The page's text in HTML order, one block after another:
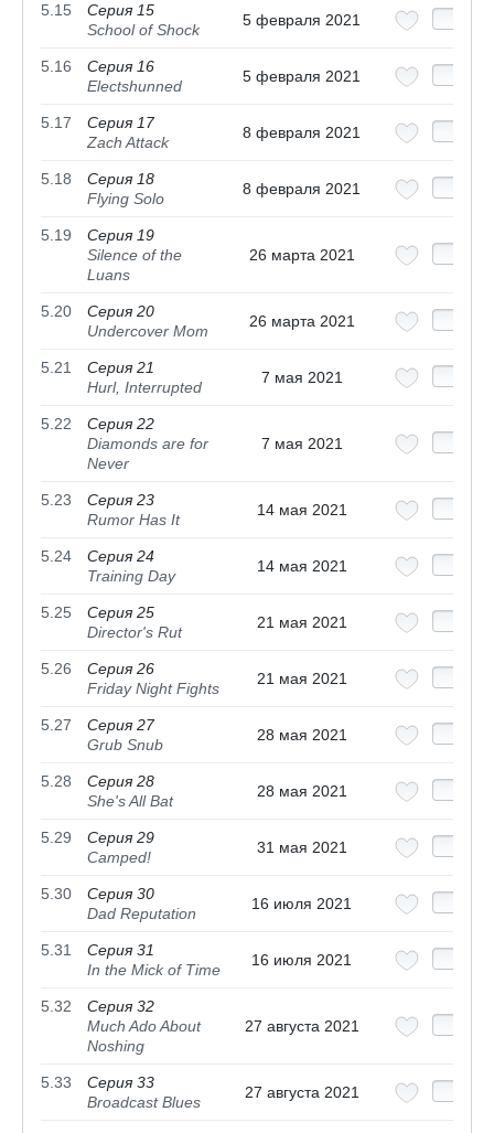
5.15
Серия 15
School of Shock
5 февраля 2021
5.16
Серия 16
Electshunned
5 февраля 2021
5.17
Серия 17
Zach Attack
8 февраля 2021
5.18
Серия 18
Flying Solo
8 февраля 2021
5.19
Серия 19
Silence of the
Luans
26 марта 2021
5.20
Серия 20
Undercover Mom
26 марта 2021
5.21
Серия 21
Hurl, Interrupted
7 мая 2021
5.22
Серия 22
Diamonds are for
Never
7 мая 2021
5.23
Серия 23
Rumor Has It
14 мая 2021
5.24
Серия 24
Training Day
14 мая 2021
5.25
Серия 25
Director's Rut
21 мая 2021
5.26
Серия 26
Friday Night Fights
21 мая 2021
5.27
Серия 27
Grub Snub
28 мая 2021
5.28
Серия 28
She's All Bat
28 мая 2021
5.29
Серия 29
Camped!
31 мая 2021
5.30
Серия 30
Dad Reputation
16 июля 2021
5.31
Серия 31
In the Mick of Time
16 июля 2021
5.32
Серия 32
Much Ado About
Noshing
27 августа 2021
5.33
Серия 33
Broadcast Blues
27 августа 2021